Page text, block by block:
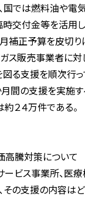
料油や電気、
金等を活用し、
予算を皮切りに
売事業者に対
援を順次行っ
の支援を実施す
４万件である。
騰対策について
事業所、医療機
支援の内容はど